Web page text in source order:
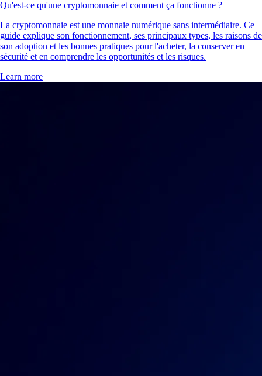
Qu'est-ce qu'une cryptomonnaie et comment ça fonctionne ?
La cryptomonnaie est une monnaie numérique sans intermédiaire. Ce
guide explique son fonctionnement, ses principaux types, les raisons de
son adoption et les bonnes pratiques pour l'acheter, la conserver en
sécurité et en comprendre les opportunités et les risques.
Learn more